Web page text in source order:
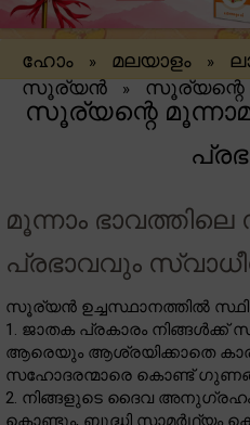
ഹോം » മലയാളം »
സൂര്യൻ » സൂര്യന്റെ
സൂര്യന്റെ
മൂന്നാം
പ്രഭാവവും
സൂര്യൻ ഉച്ചസ്ഥാനത്തിൽ
1. ജാതക പ്രകാരം നിങ്ങൾക്ക്
ആരെയും ആശ്രയിക്കാതെ
സഹോദരന്മാരെ കൊണ്ട്
2. നിങ്ങളുടെ ദൈവ
കൊണ്ടും, ബുദ്ധി സാമർഥ്യം